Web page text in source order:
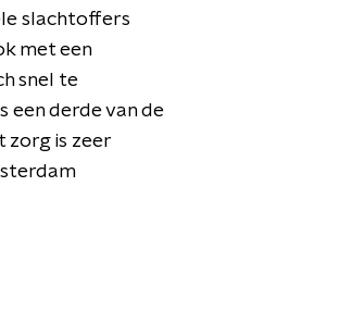
slachtoffers
met een
snel te
een derde van de
zorg is zeer